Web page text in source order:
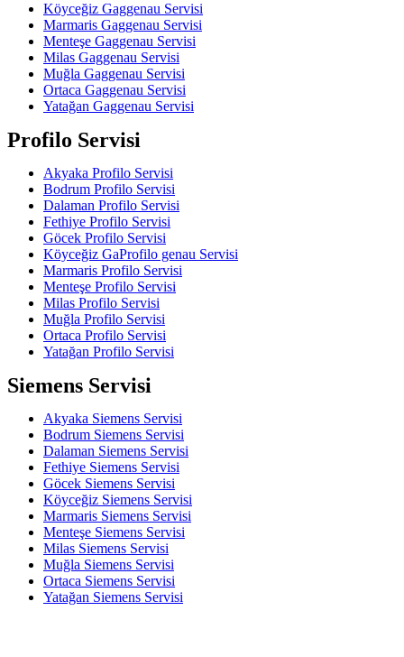
Köyceğiz Gaggenau Servisi
Marmaris Gaggenau Servisi
Menteşe Gaggenau Servisi
Milas Gaggenau Servisi
Muğla Gaggenau Servisi
Ortaca Gaggenau Servisi
Yatağan Gaggenau Servisi
Profilo Servisi
Akyaka Profilo Servisi
Bodrum Profilo Servisi
Dalaman Profilo Servisi
Fethiye Profilo Servisi
Göcek Profilo Servisi
Köyceğiz GaProfilo genau Servisi
Marmaris Profilo Servisi
Menteşe Profilo Servisi
Milas Profilo Servisi
Muğla Profilo Servisi
Ortaca Profilo Servisi
Yatağan Profilo Servisi
Siemens Servisi
Akyaka Siemens Servisi
Bodrum Siemens Servisi
Dalaman Siemens Servisi
Fethiye Siemens Servisi
Göcek Siemens Servisi
Köyceğiz Siemens Servisi
Marmaris Siemens Servisi
Menteşe Siemens Servisi
Milas Siemens Servisi
Muğla Siemens Servisi
Ortaca Siemens Servisi
Yatağan Siemens Servisi